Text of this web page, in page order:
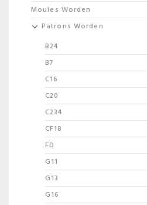
Moules Worden
Patrons Worden
B24
B7
C16
C20
C234
CF18
FD
G11
G13
G16